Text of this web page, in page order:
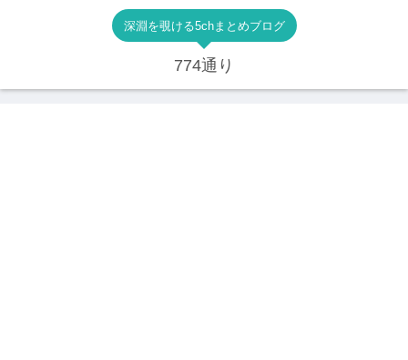
深淵を覗ける5chまとめブログ
774通り